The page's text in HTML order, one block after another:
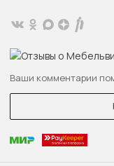
Ваши комментарии